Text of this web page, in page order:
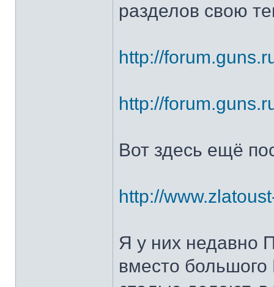
разделов свою
http://
http://
Вот здесь ещё
http://
Я у них недавно
вместо